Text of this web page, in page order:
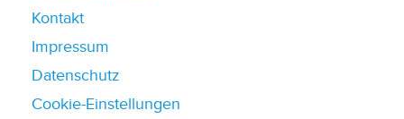
Kontakt
Impressum
Datenschutz
Cookie-Einstellungen